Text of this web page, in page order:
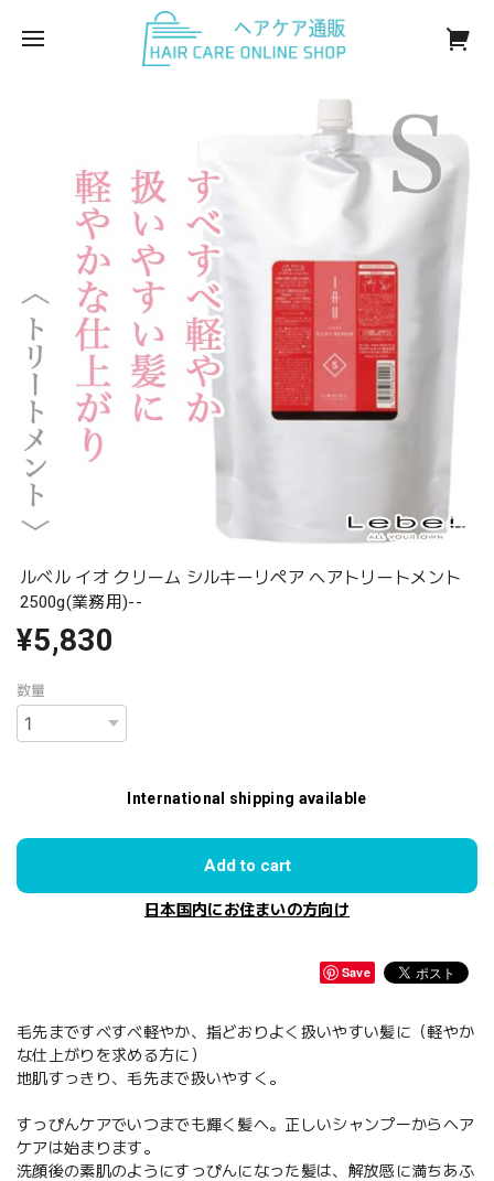
ルベル イオ クリーム シルキーリペア ヘアトリートメント
2500g(業務用)--
¥5,830
数量
International shipping available
Add to cart
日本国内にお住まいの方向け
Save
毛先まですべすべ軽やか、指どおりよく扱いやすい髪に（軽やか
な仕上がりを求める方に）
地肌すっきり、毛先まで扱いやすく。
すっぴんケアでいつまでも輝く髪へ。正しいシャンプーからヘア
ケアは始まります。
洗顔後の素肌のようにすっぴんになった髪は、解放感に満ちあふ